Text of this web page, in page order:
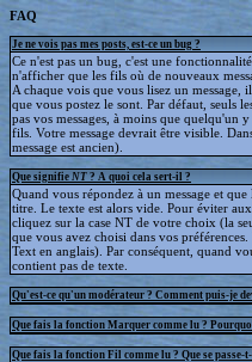
FAQ
Je ne vois pas mes posts, est-ce un bug ?
Ce n'est pas un bug, c'est une
n'afficher que les fils où de nouveaux
A chaque vois que vous lisez un message,
que vous postez le sont. Par défaut, seuls
pas vos messages, à moins que quelqu'un
fils. Votre message devrait être visible.
message est ancien).
Que signifie NT ? A quoi cela sert-il ?
Quand vous répondez à un message et
titre. Le texte est alors vide. Pour éviter
cliquez sur la case NT de votre choix (la
que vous avez choisi dans vos
Text en anglais). Par conséquent, quand
contient pas de texte.
Qu'est-ce qu'un modérateur ? Comment puis-je
Que fais la fonction Marquer comme lu ?
Que fais la fonction Fil comme lu ? Que se